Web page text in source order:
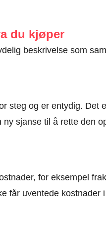
du kjøper
beskrivelse som
steg og er entydig. Det
sjanse til å rette den
for eksempel
får uventede kostnader